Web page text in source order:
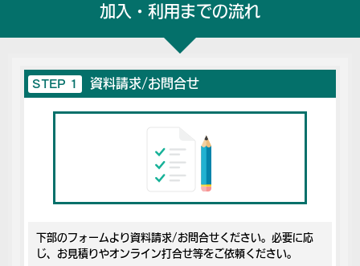
加入・利用までの流れ
STEP 1 資料請求/お問合せ
下部のフォームより資料請求/お問合せください。必要に応
じ、お見積りやオンライン打合せ等をご依頼ください。